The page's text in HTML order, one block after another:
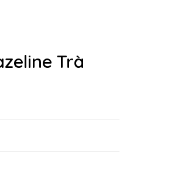
Trà